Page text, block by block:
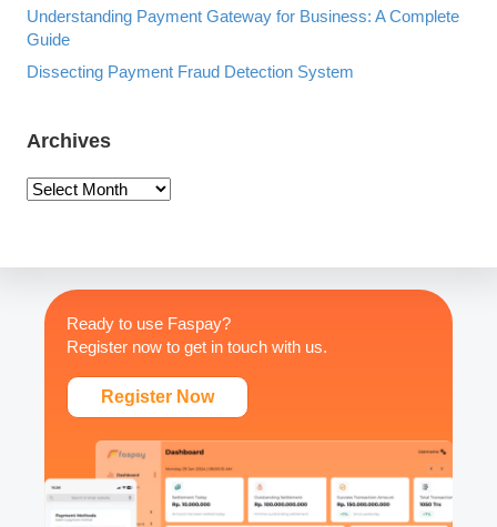
Understanding Payment Gateway for Business: A Complete
Guide
Dissecting Payment Fraud Detection System
Archives
A
Ready to use Faspay?
Register now to get in touch with us.
Register Now